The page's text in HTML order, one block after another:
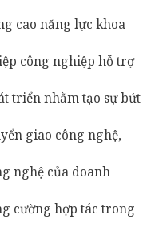
cao năng lực khoa
công nghiệp hỗ trợ
triển nhằm tạo sự bứt
giao công nghệ,
nghệ của doanh
cường hợp tác trong